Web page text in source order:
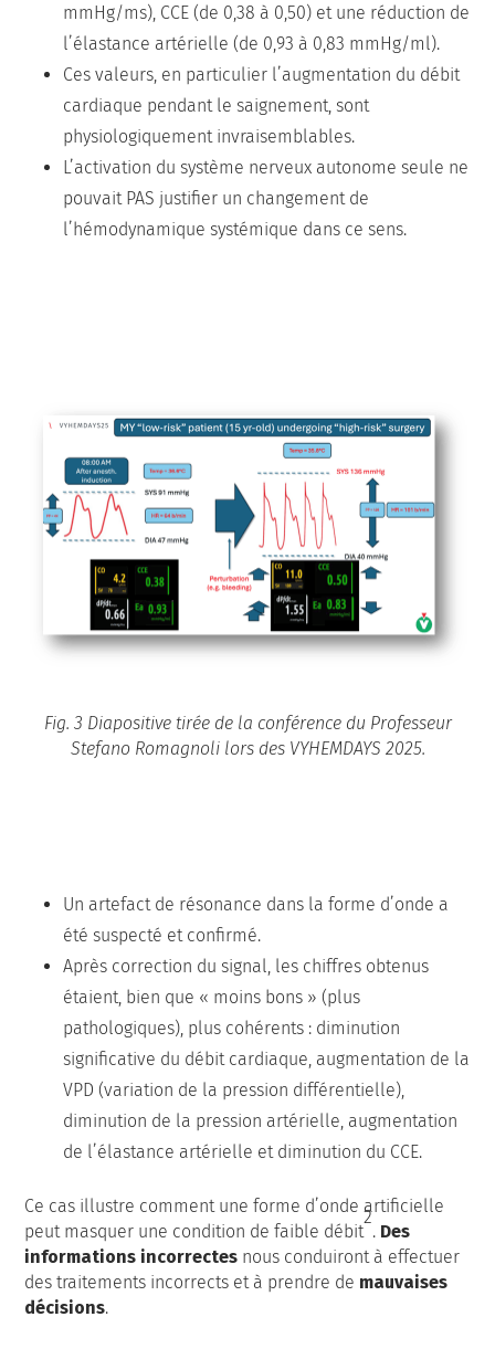
mmHg/ms), CCE (de 0,38 à 0,50) et une réduction de
l’élastance artérielle (de 0,93 à 0,83 mmHg/ml).
Ces valeurs, en particulier l’augmentation du débit
cardiaque pendant le saignement, sont
physiologiquement invraisemblables.
L’activation du système nerveux autonome seule ne
pouvait PAS justifier un changement de
l’hémodynamique systémique dans ce sens.
Fig. 3 Diapositive tirée de la conférence du Professeur
Stefano Romagnoli lors des VYHEMDAYS 2025.
Un artefact de résonance dans la forme d’onde a
été suspecté et confirmé.
Après correction du signal, les chiffres obtenus
étaient, bien que « moins bons » (plus
pathologiques), plus cohérents : diminution
significative du débit cardiaque, augmentation de la
VPD (variation de la pression différentielle),
diminution de la pression artérielle, augmentation
de l’élastance artérielle et diminution du CCE.
Ce cas illustre comment une forme d’onde artificielle
peut masquer une condition de faible débit
2
. Des
informations incorrectes nous conduiront à effectuer
des traitements incorrects et à prendre de mauvaises
décisions.